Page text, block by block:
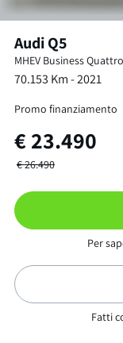
AudiQ5
MHEV Business
70.153 Km -2021
Promo finanziamento
€23.490
€26.490
Per
Fatti